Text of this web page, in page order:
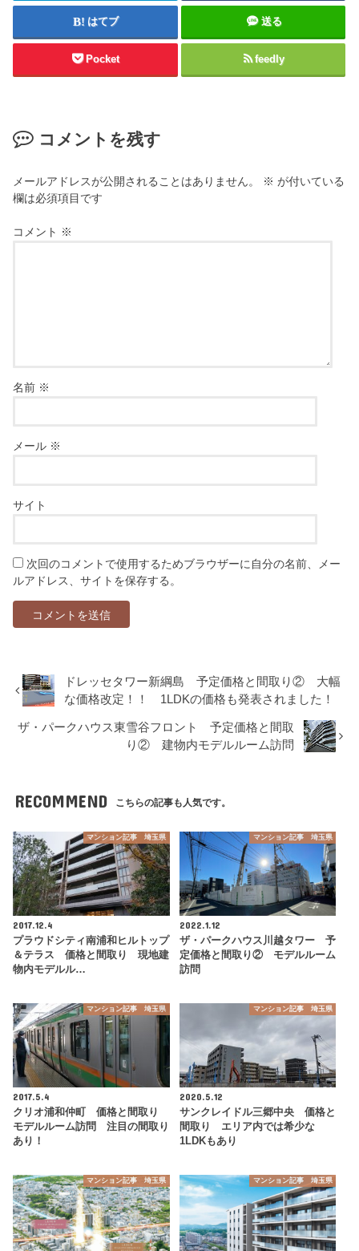
はてブ 送る
Pocket feedly
コメントを残す
メールアドレスが公開されることはありません。 ※ が付いている
欄は必須項目です
コメント ※
名前 ※
メール ※
サイト
次回のコメントで使用するためブラウザーに自分の名前、メー
ルアドレス、サイトを保存する。
ドレッセタワー新綱島 予定価格と間取り② 大幅
な価格改定！！ 1LDKの価格も発表されました！
ザ・パークハウス東雪谷フロント 予定価格と間取
り② 建物内モデルルーム訪問
RECOMMEND こちらの記事も人気です。
マンション記事 埼玉県
2017.12.4
プラウドシティ南浦和ヒルトップ
＆テラス 価格と間取り 現地建
物内モデルル…
マンション記事 埼玉県
2022.1.12
ザ・パークハウス川越タワー 予
定価格と間取り② モデルルーム
訪問
マンション記事 埼玉県
2017.5.4
クリオ浦和仲町 価格と間取り
モデルルーム訪問 注目の間取り
あり！
マンション記事 埼玉県
2020.5.12
サンクレイドル三郷中央 価格と
間取り エリア内では希少な
1LDKもあり
マンション記事 埼玉県 マンション記事 埼玉県